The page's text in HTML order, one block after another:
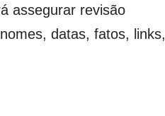
assegurar revisão
datas, fatos, links,